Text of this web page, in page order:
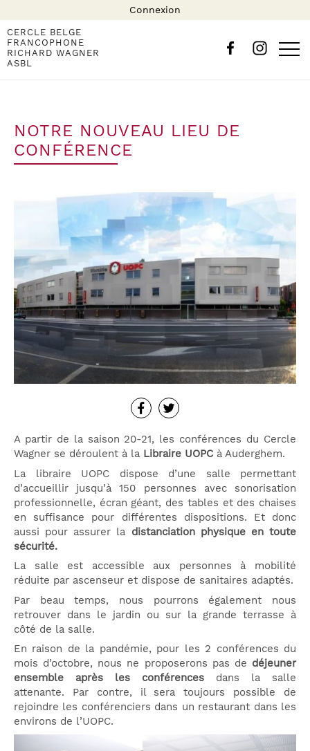
Connexion
CERCLE BELGE
FRANCOPHONE
RICHARD WAGNER
ASBL
NOTRE NOUVEAU LIEU DE
CONFÉRENCE
A partir de la saison 20-21, les conférences du Cercle
Wagner se déroulent à la Libraire UOPC à Auderghem.
La libraire UOPC dispose d’une salle permettant
d’accueillir jusqu’à 150 personnes avec sonorisation
professionnelle, écran géant, des tables et des chaises
en suffisance pour différentes dispositions. Et donc
aussi pour assurer la distanciation physique en toute
sécurité.
La salle est accessible aux personnes à mobilité
réduite par ascenseur et dispose de sanitaires adaptés.
Par beau temps, nous pourrons également nous
retrouver dans le jardin ou sur la grande terrasse à
côté de la salle.
En raison de la pandémie, pour les 2 conférences du
mois d’octobre, nous ne proposerons pas de déjeuner
ensemble après les conférences dans la salle
attenante. Par contre, il sera toujours possible de
rejoindre les conférenciers dans un restaurant dans les
environs de l’UOPC.